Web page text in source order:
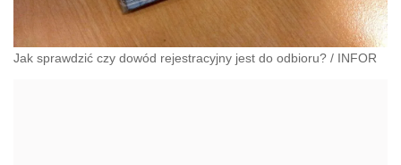
Jak sprawdzić czy dowód rejestracyjny jest do odbioru? / INFOR